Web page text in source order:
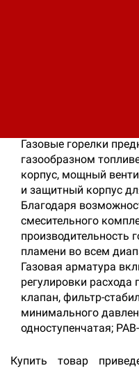
Газовые горелки
газообразном
корпус, мощный
и защитный корпус
Благодаря
смесительного
производительность
пламени во всем
Газовая арматура
регулировки расхода
клапан, фильтр-
минимального
одноступенчатая;
Купить товар